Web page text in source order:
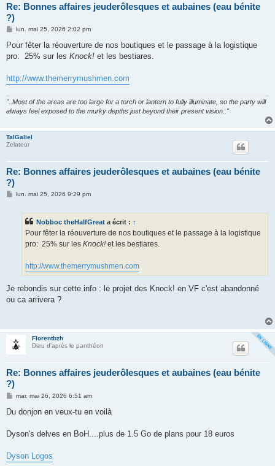
Re: Bonnes affaires jeuderôlesques et aubaines (eau bénite
?)
M
s
a
lun. mai 25, 2026 2:02 pm
Pour fêter la réouverture de nos boutiques et le passage à la logistique
pro: 25% sur les Knock! et les bestiares.
http://www.themerrymushmen.com
"..Most of the areas are too large for a torch or lantern to fully illuminate, so the party will
always feel exposed to the murky depths just beyond their present vision.."
TalGaliel
Zelateur
Re: Bonnes affaires jeuderôlesques et aubaines (eau bénite
?)
Mlun. mai 25, 2026 9:29 pm
Nobboc theHalfGreat a écrit : ↑
Pour fêter la réouverture de nos boutiques et le passage à la logistique
pro: 25% sur les Knock! et les bestiares.
http://www.themerrymushmen.com
Je rebondis sur cette info : le projet des Knock! en VF c'est abandonné
ou ca arrivera ?
Florentbzh
Dieu d'après le panthéon
Re: Bonnes affaires jeuderôlesques et aubaines (eau bénite
?)
M
s
g
e
mar. mai 26, 2026 6:51 am
Du donjon en veux-tu en voilà
Dyson's delves en BoH....plus de 1.5 Go de plans pour 18 euros
Dyson Logos